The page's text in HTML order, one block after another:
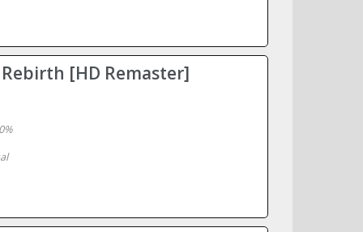
[HD Remaster]